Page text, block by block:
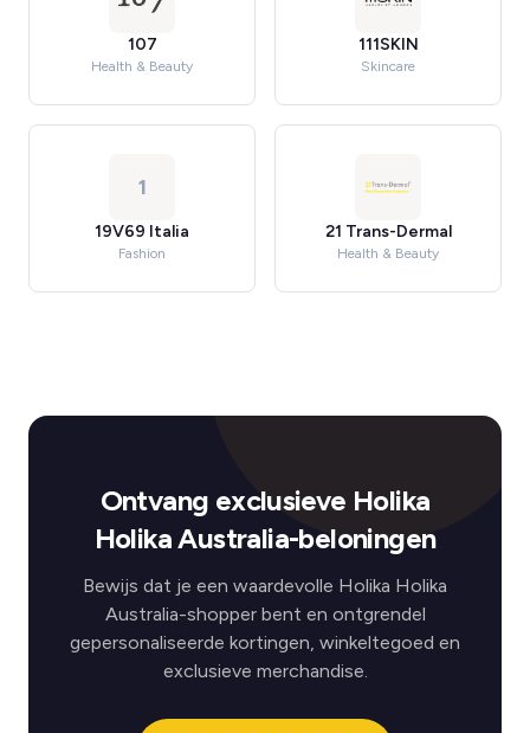
107
Health & Beauty
111SKIN
Skincare
1
19V69 Italia
Fashion
21 Trans-Dermal
Health & Beauty
Ontvang exclusieve Holika
Holika Australia-beloningen
Bewijs dat je een waardevolle Holika Holika
Australia-shopper bent en ontgrendel
gepersonaliseerde kortingen, winkeltegoed en
exclusieve merchandise.